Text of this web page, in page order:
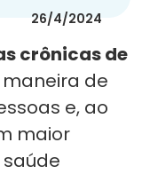
26/4/2024
crônicas de
de
e, ao
maior